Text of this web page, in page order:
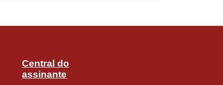
Central do
assinante